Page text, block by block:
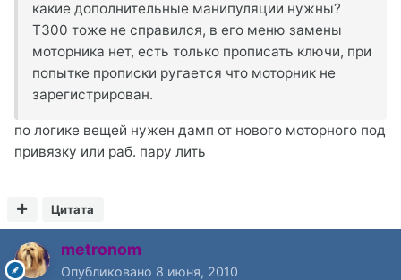
какие дополнительные манипуляции нужны?
Т300 тоже не справился, в его меню замены
моторника нет, есть только прописать ключи, при
попытке прописки ругается что моторник не
зарегистрирован.
по логике вещей нужен дамп от нового моторного под
привязку или раб. пару лить
Цитата
metronom
Опубликовано 8 июня, 2010